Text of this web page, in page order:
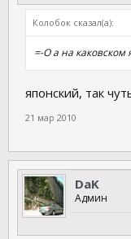
Колобок сказал(а):
=-O а на каковском
японский, так
21 мар 2010
DaK
Админ